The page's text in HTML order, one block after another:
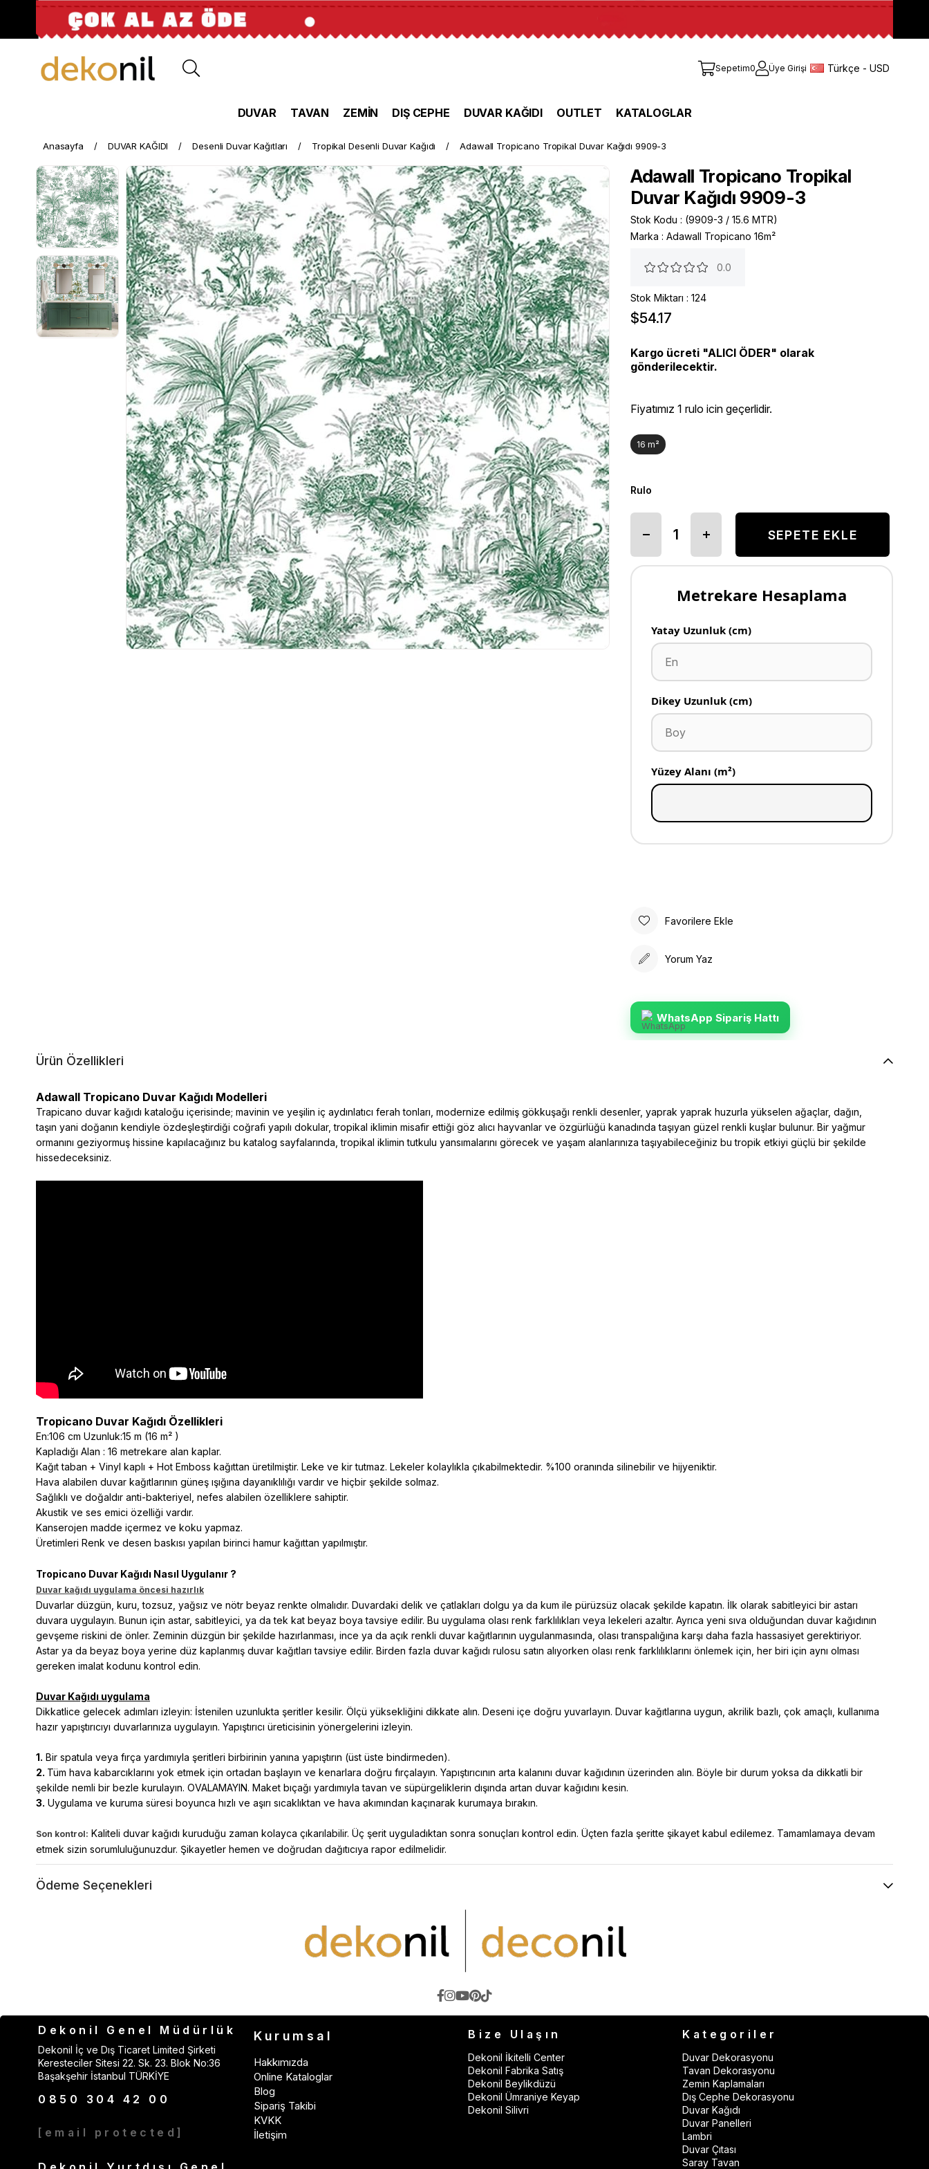
Sepetim0 Üye Girişi Türkçe - USD
DUVAR TAVAN ZEMİN DIŞ CEPHE DUVAR KAĞIDI OUTLET KATALOGLAR
Anasayfa DUVAR KAĞIDI Desenli Duvar Kağıtları Tropikal Desenli Duvar Kağıdı Adawall Tropicano Tropikal Duvar Kağıdı 9909-3
Adawall Tropicano Tropikal
Duvar Kağıdı 9909-3
Stok Kodu
(9909-3 / 15.6 MTR)
Marka : Adawall Tropicano 16m²
0.0
Stok Miktarı : 124
$54.17
Kargo ücreti "ALICI ÖDER" olarak
gönderilecektir.
Fiyatımız 1 rulo icin geçerlidir.
16 m²
Rulo
Metrekare Hesaplama
Yatay Uzunluk (cm)
Dikey Uzunluk (cm)
Yüzey Alanı (m²)
Favorilere Ekle
Yorum Yaz
WhatsApp Sipariş Hattı
Ürün Özellikleri
Adawall Tropicano Duvar Kağıdı Modelleri
Trapicano duvar kağıdı kataloğu içerisinde; mavinin ve yeşilin iç aydınlatıcı ferah tonları, modernize edilmiş gökkuşağı renkli desenler, yaprak yaprak huzurla yükselen ağaçlar, dağın,
taşın yani doğanın kendiyle özdeşleştirdiği coğrafi yapılı dokular, tropikal iklimin misafir ettiği göz alıcı hayvanlar ve özgürlüğü kanadında taşıyan güzel renkli kuşlar bulunur. Bir yağmur
ormanını geziyormuş hissine kapılacağınız bu katalog sayfalarında, tropikal iklimin tutkulu yansımalarını görecek ve yaşam alanlarınıza taşıyabileceğiniz bu tropik etkiyi güçlü bir şekilde
hissedeceksiniz.
Tropicano Duvar Kağıdı Özellikleri
En:106 cm Uzunluk:15 m (16 m² )
Kapladığı Alan : 16 metrekare alan kaplar.
Kağıt taban + Vinyl kaplı + Hot Emboss kağıttan üretilmiştir. Leke ve kir tutmaz. Lekeler kolaylıkla çıkabilmektedir. %100 oranında silinebilir ve hijyeniktir.
Hava alabilen duvar kağıtlarının güneş ışığına dayanıklılığı vardır ve hiçbir şekilde solmaz.
Sağlıklı ve doğaldır anti-bakteriyel, nefes alabilen özelliklere sahiptir.
Akustik ve ses emici özelliği vardır.
Kanserojen madde içermez ve koku yapmaz.
Üretimleri Renk ve desen baskısı yapılan birinci hamur kağıttan yapılmıştır.
Tropicano Duvar Kağıdı Nasıl Uygulanır ?
Duvar kağıdı uygulama öncesi hazırlık
Duvarlar düzgün, kuru, tozsuz, yağsız ve nötr beyaz renkte olmalıdır. Duvardaki delik ve çatlakları dolgu ya da kum ile pürüzsüz olacak şekilde kapatın. İlk olarak sabitleyici bir astarı
duvara uygulayın. Bunun için astar, sabitleyici, ya da tek kat beyaz boya tavsiye edilir. Bu uygulama olası renk farklılıkları veya lekeleri azaltır. Ayrıca yeni sıva olduğundan duvar kağıdının
gevşeme riskini de önler. Zeminin düzgün bir şekilde hazırlanması, ince ya da açık renkli duvar kağıtlarının uygulanmasında, olası transpalığına karşı daha fazla hassasiyet gerektiriyor.
Astar ya da beyaz boya yerine düz kaplanmış duvar kağıtları tavsiye edilir. Birden fazla duvar kağıdı rulosu satın alıyorken olası renk farklılıklarını önlemek için, her biri için aynı olması
gereken imalat kodunu kontrol edin.
Duvar Kağıdı uygulama
Dikkatlice gelecek adımları izleyin: İstenilen uzunlukta şeritler kesilir. Ölçü yüksekliğini dikkate alın. Deseni içe doğru yuvarlayın. Duvar kağıtlarına uygun, akrilik bazlı, çok amaçlı, kullanıma
hazır yapıştırıcıyı duvarlarınıza uygulayın. Yapıştırıcı üreticisinin yönergelerini izleyin.
1. Bir spatula veya fırça yardımıyla şeritleri birbirinin yanına yapıştırın (üst üste bindirmeden).
2. Tüm hava kabarcıklarını yok etmek için ortadan başlayın ve kenarlara doğru fırçalayın. Yapıştırıcının arta kalanını duvar kağıdının üzerinden alın. Böyle bir durum yoksa da dikkatli bir
şekilde nemli bir bezle kurulayın. OVALAMAYIN. Maket bıçağı yardımıyla tavan ve süpürgeliklerin dışında artan duvar kağıdını kesin.
3. Uygulama ve kuruma süresi boyunca hızlı ve aşırı sıcaklıktan ve hava akımından kaçınarak kurumaya bırakın.
Son kontrol: Kaliteli duvar kağıdı kuruduğu zaman kolayca çıkarılabilir. Üç şerit uyguladıktan sonra sonuçları kontrol edin. Üçten fazla şeritte şikayet kabul edilemez. Tamamlamaya devam
etmek sizin sorumluluğunuzdur. Şikayetler hemen ve doğrudan dağıtıcıya rapor edilmelidir.
Ödeme Seçenekleri
Dekonil Genel Müdürlük
Dekonil İç ve Dış Ticaret Limited Şirketi
Keresteciler Sitesi 22. Sk. 23. Blok No:36
Başakşehir İstanbul TÜRKİYE
0850 304 42 00
[email protected]
Kurumsal
Hakkımızda
Online Kataloglar
Blog
Sipariş Takibi
KVKK
İletişim
Bize Ulaşın
Dekonil İkitelli Center
Dekonil Fabrika Satış
Dekonil Beylikdüzü
Dekonil Ümraniye Keyap
Dekonil Silivri
Kategoriler
Duvar Dekorasyonu
Tavan Dekorasyonu
Zemin Kaplamaları
Dış Cephe Dekorasyonu
Duvar Kağıdı
Duvar Panelleri
Lambri
Duvar Çıtası
Saray Tavan